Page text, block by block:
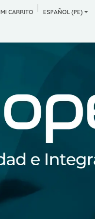
MI CARRITO ESPAÑOL (PE)